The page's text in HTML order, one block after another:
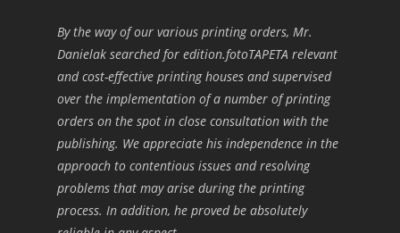
By the way of our various printing orders, Mr.
Danielak searched for edition.fotoTAPETA relevant
and cost-effective printing houses and supervised
over the implementation of a number of printing
orders on the spot in close consultation with the
publishing. We appreciate his independence in the
approach to contentious issues and resolving
problems that may arise during the printing
process. In addition, he proved be absolutely